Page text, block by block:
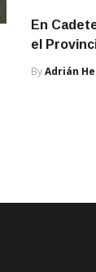
En
el
ByAdrián